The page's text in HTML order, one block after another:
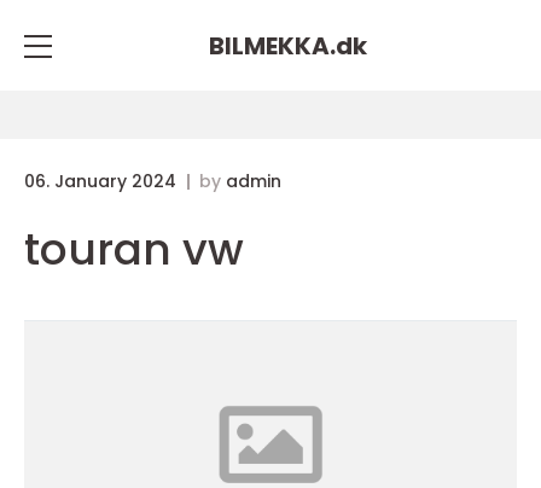
BILMEKKA.dk
06. January 2024 by admin
touran vw